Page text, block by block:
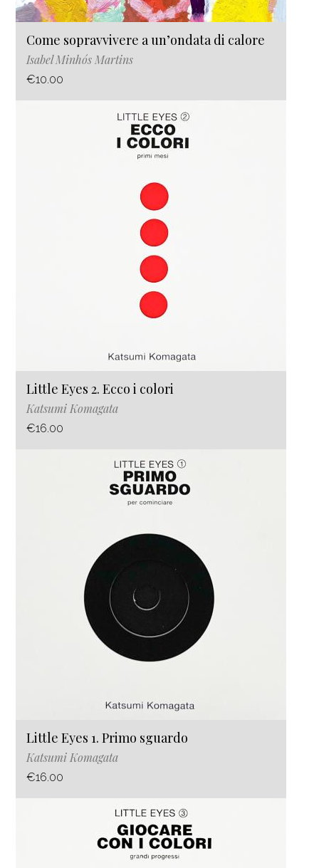
Come sopravvivere a un’ondata di calore
Isabel Minhós Martins
€10.00
Little Eyes 2. Ecco i colori
Katsumi Komagata
€16.00
Little Eyes 1. Primo sguardo
Katsumi Komagata
€16.00